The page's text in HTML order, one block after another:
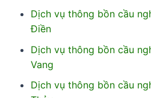
Dịch vụ thông bồn cầu
Điền
Dịch vụ thông bồn cầu
Vang
Dịch vụ thông bồn cầu